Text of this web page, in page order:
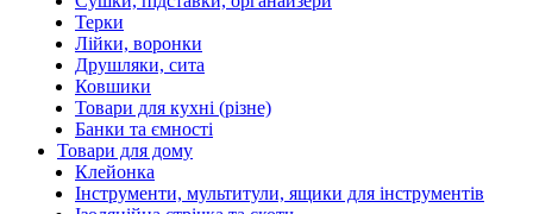
Терки
Лійки, воронки
Друшляки, сита
Ковшики
Товари для кухні (різне)
Банки та ємності
Товари для дому
Клейонка
Інструменти, мультитули, ящики для інструментів